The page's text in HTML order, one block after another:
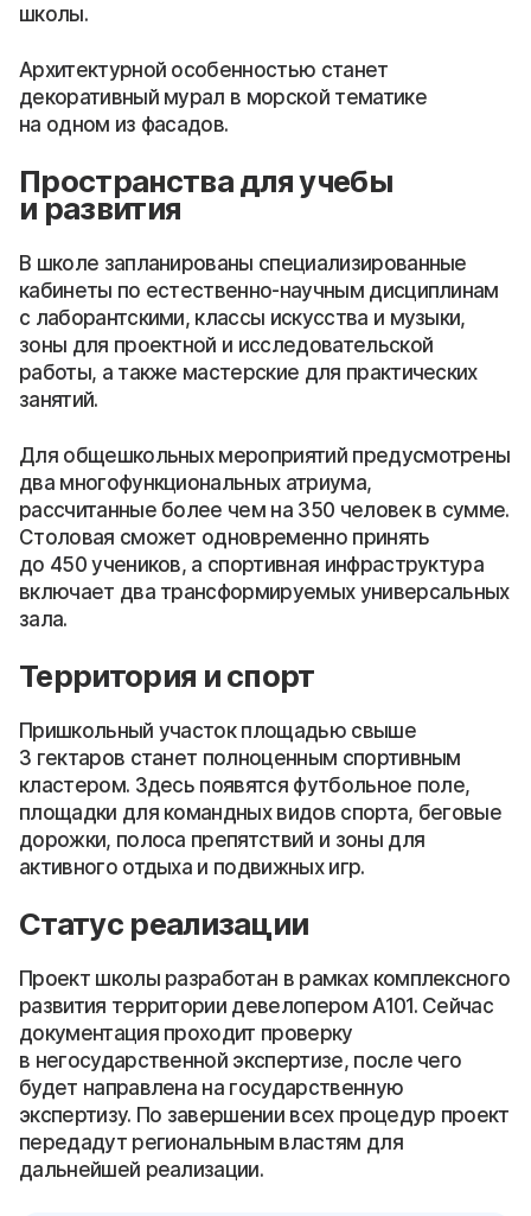
школы.
Архитектурной особенностью станет
декоративный мурал в морской тематике
на одном из фасадов.
Пространства для учебы
и развития
В школе запланированы специализированные
кабинеты по естественно-научным дисциплинам
с лаборантскими, классы искусства и музыки,
зоны для проектной и исследовательской
работы, а также мастерские для практических
занятий.
Для общешкольных мероприятий предусмотрены
два многофункциональных атриума,
рассчитанные более чем на 350 человек в сумме.
Столовая сможет одновременно принять
до 450 учеников, а спортивная инфраструктура
включает два трансформируемых универсальных
зала.
Территория и спорт
Пришкольный участок площадью свыше
3 гектаров станет полноценным спортивным
кластером. Здесь появятся футбольное поле,
площадки для командных видов спорта, беговые
дорожки, полоса препятствий и зоны для
активного отдыха и подвижных игр.
Статус реализации
Проект школы разработан в рамках комплексного
развития территории девелопером А101. Сейчас
документация проходит проверку
в негосударственной экспертизе, после чего
будет направлена на государственную
экспертизу. По завершении всех процедур проект
передадут региональным властям для
дальнейшей реализации.